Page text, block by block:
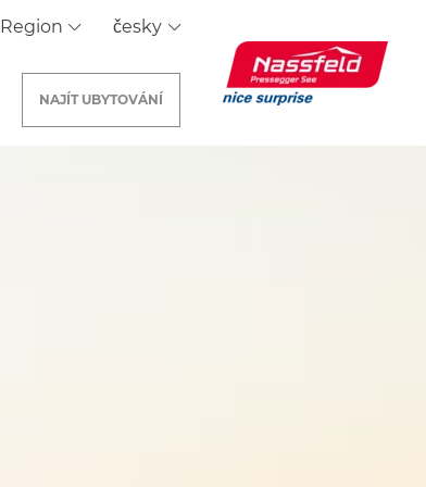
Region česky
NAJÍT UBYTOVÁNÍ